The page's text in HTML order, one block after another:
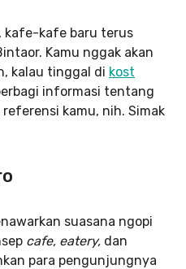
kafe-kafe baru terus
Kamu nggak akan
kalau tinggal di kost
informasi tentang
kamu, nih. Simak
suasana ngopi
cafe, eatery, dan
para pengunjungnya